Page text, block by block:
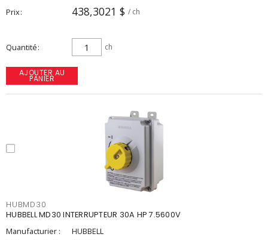
Prix 438,3021 $ / ch
Quantité ch
AJOUTER AU
PANIER
HUBMD30
HUBBELL MD30 INTERRUPTEUR 30A HP 7.5600V
Manufacturier :
HUBBELL